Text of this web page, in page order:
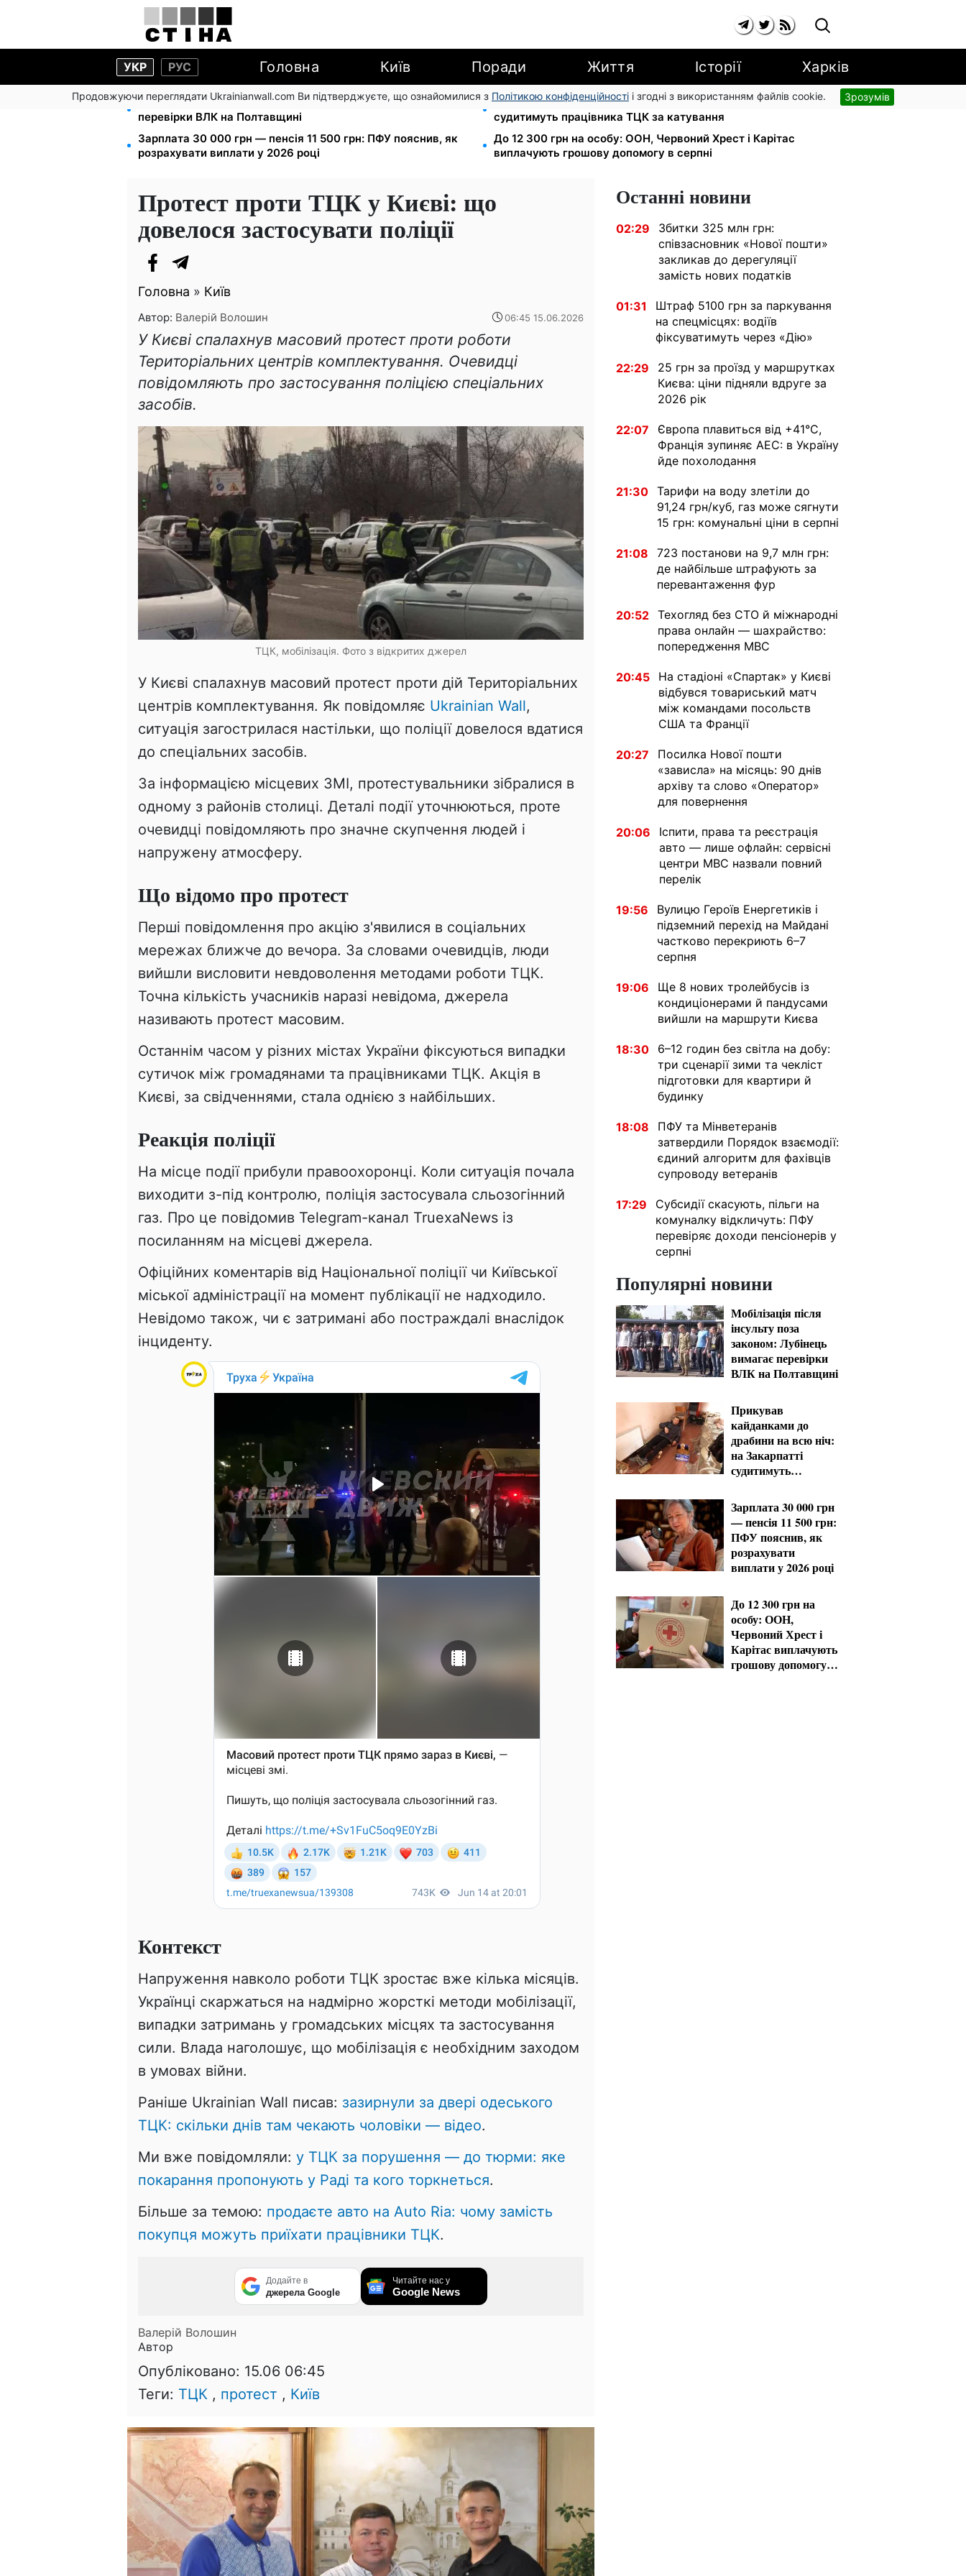
УКР РУС Головна Київ Поради Життя Історії Харків
Продовжуючи переглядати Ukrainianwall.com Ви підтверджуєте, що ознайомилися з Політикою конфіденційності і згодні з використанням файлів cookie. Зрозумів
Мобілізація після інсульту поза законом: Лубінець вимагає
перевірки ВЛК на Полтавщині
Прикував кайданками до драбини на всю ніч: на Закарпатті
судитимуть працівника ТЦК за катування
Зарплата 30 000 грн — пенсія 11 500 грн: ПФУ пояснив, як
розрахувати виплати у 2026 році
До 12 300 грн на особу: ООН, Червоний Хрест і Карітас
виплачують грошову допомогу в серпні
Протест проти ТЦК у Києві: що
довелося застосувати поліції
Головна » Київ
Автор: Валерій Волошин 06:45 15.06.2026
У Києві спалахнув масовий протест проти роботи
Територіальних центрів комплектування. Очевидці
повідомляють про застосування поліцією спеціальних
засобів.
ТЦК, мобілізація. Фото з відкритих джерел
У Києві спалахнув масовий протест проти дій Територіальних
центрів комплектування. Як повідомляє Ukrainian Wall,
ситуація загострилася настільки, що поліції довелося вдатися
до спеціальних засобів.
За інформацією місцевих ЗМІ, протестувальники зібралися в
одному з районів столиці. Деталі події уточнюються, проте
очевидці повідомляють про значне скупчення людей і
напружену атмосферу.
Що відомо про протест
Перші повідомлення про акцію з'явилися в соціальних
мережах ближче до вечора. За словами очевидців, люди
вийшли висловити невдоволення методами роботи ТЦК.
Точна кількість учасників наразі невідома, джерела
називають протест масовим.
Останнім часом у різних містах України фіксуються випадки
сутичок між громадянами та працівниками ТЦК. Акція в
Києві, за свідченнями, стала однією з найбільших.
Реакція поліції
На місце події прибули правоохоронці. Коли ситуація почала
виходити з-під контролю, поліція застосувала сльозогінний
газ. Про це повідомив Telegram-канал TruexaNews із
посиланням на місцеві джерела.
Офіційних коментарів від Національної поліції чи Київської
міської адміністрації на момент публікації не надходило.
Невідомо також, чи є затримані або постраждалі внаслідок
інциденту.
Контекст
Напруження навколо роботи ТЦК зростає вже кілька місяців.
Українці скаржаться на надмірно жорсткі методи мобілізації,
випадки затримань у громадських місцях та застосування
сили. Влада наголошує, що мобілізація є необхідним заходом
в умовах війни.
Раніше Ukrainian Wall писав: зазирнули за двері одеського
ТЦК: скільки днів там чекають чоловіки — відео.
Ми вже повідомляли: у ТЦК за порушення — до тюрми: яке
покарання пропонують у Раді та кого торкнеться.
Більше за темою: продаєте авто на Auto Ria: чому замість
покупця можуть приїхати працівники ТЦК.
Додайте в
джерела Google
Читайте нас у
Google News
Валерій Волошин
Автор
Опубліковано: 15.06 06:45
Теги: ТЦК , протест , Київ
Останні новини
02:29
Збитки 325 млн грн:
співзасновник «Нової пошти»
закликав до дерегуляції
замість нових податків
01:31
Штраф 5100 грн за паркування
на спецмісцях: водіїв
фіксуватимуть через «Дію»
22:29
25 грн за проїзд у маршрутках
Києва: ціни підняли вдруге за
2026 рік
22:07
Європа плавиться від +41°C,
Франція зупиняє АЕС: в Україну
йде похолодання
21:30 Тарифи на воду злетіли до
91,24 грн/куб, газ може сягнути
15 грн: комунальні ціни в серпні
21:08
723 постанови на 9,7 млн грн:
де найбільше штрафують за
перевантаження фур
20:52 Техогляд без СТО й міжнародні
права онлайн — шахрайство:
попередження МВС
20:45
На стадіоні «Спартак» у Києві
відбувся товариський матч
між командами посольств
США та Франції
20:27
Посилка Нової пошти
«зависла» на місяць: 90 днів
архіву та слово «Оператор»
для повернення
20:06
Іспити, права та реєстрація
авто — лише офлайн: сервісні
центри МВС назвали повний
перелік
19:56
Вулицю Героїв Енергетиків і
підземний перехід на Майдані
частково перекриють 6–7
серпня
19:06
Ще 8 нових тролейбусів із
кондиціонерами й пандусами
вийшли на маршрути Києва
18:30
6–12 годин без світла на добу:
три сценарії зими та чекліст
підготовки для квартири й
будинку
18:08
ПФУ та Мінветеранів
затвердили Порядок взаємодії:
єдиний алгоритм для фахівців
супроводу ветеранів
17:29
Субсидії скасують, пільги на
комуналку відкличуть: ПФУ
перевіряє доходи пенсіонерів у
серпні
Популярні новини
Мобілізація після
інсульту поза
законом: Лубінець
вимагає перевірки
ВЛК на Полтавщині
Прикував
кайданками до
драбини на всю ніч:
на Закарпатті
судитимуть
катування
Зарплата 30 000 грн
— пенсія 11 500 грн:
ПФУ пояснив, як
розрахувати
виплати у 2026 році
До 12 300 грн на
особу: ООН,
Червоний Хрест і
Карітас виплачують
грошову допомогу в